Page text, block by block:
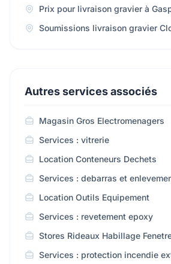
Prix pour livraison gravier à
Soumissions livraison gravier
Autres services associés
Magasin Gros Electromenagers
Services : vitrerie
Location Conteneurs Dechets
Services : debarras et
Location Outils Equipement
Services : revetement epoxy
Stores Rideaux Habillage
Services : protection incendie